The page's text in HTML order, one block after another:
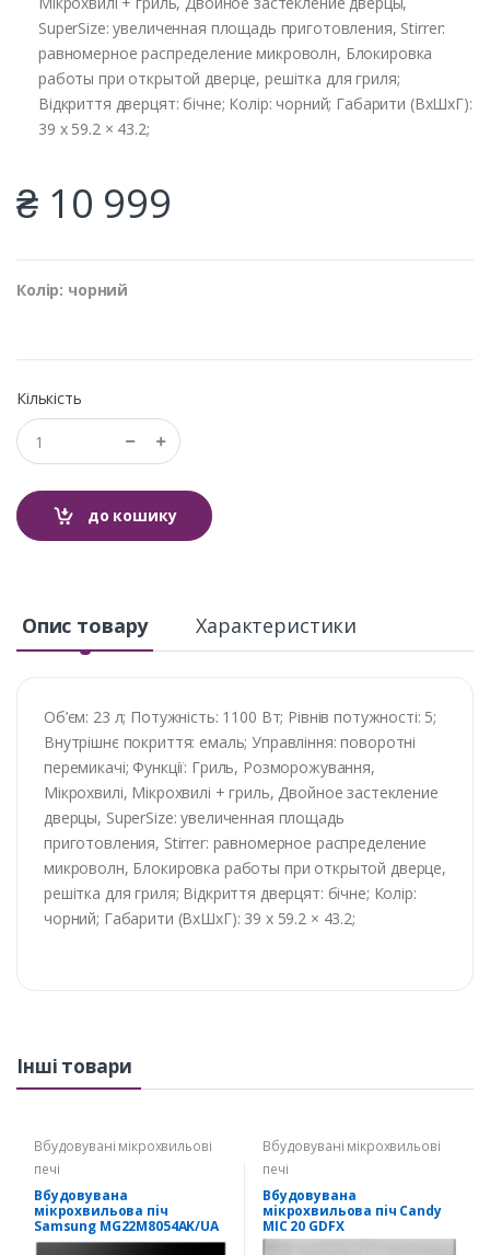
SuperSize: увеличенная площадь приготовления, Stirrer:
равномерное распределение микроволн, Блокировка
работы при открытой дверце, решітка для гриля;
Відкриття дверцят: бічне; Колір: чорний; Габарити (ВхШхГ):
39 x 59.2 × 43.2;
₴ 10 999
Колір: чорний
Кількість
до кошику
Опис товару Характеристики
Об’єм: 23 л; Потужність: 1100 Вт; Рівнів потужності: 5;
Внутрішнє покриття: емаль; Управління: поворотні
перемикачі; Функції: Гриль, Розморожування,
Мікрохвилі, Мікрохвилі + гриль, Двойное застекление
дверцы, SuperSize: увеличенная площадь
приготовления, Stirrer: равномерное распределение
микроволн, Блокировка работы при открытой дверце,
решітка для гриля; Відкриття дверцят: бічне; Колір:
чорний; Габарити (ВхШхГ): 39 x 59.2 × 43.2;
Інші товари
Вбудовувані мікрохвильові
печі
Вбудовувана
мiкрохвильова пiч
Samsung MG22M8054AK/UA
Вбудовувані мікрохвильові
печі
Вбудовувана
мiкрохвильова пiч Candy
MIC 20 GDFX